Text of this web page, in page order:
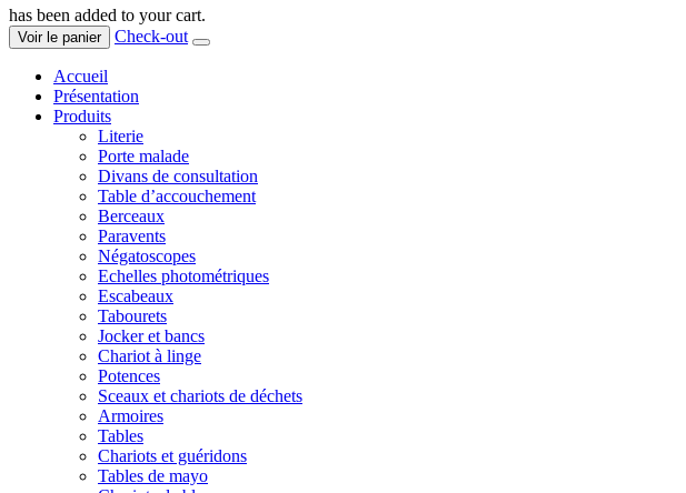
has been added to your cart.
Voir le panier Check-out
Accueil
Présentation
Produits
Literie
Porte malade
Divans de consultation
Table d’accouchement
Berceaux
Paravents
Négatoscopes
Echelles photométriques
Escabeaux
Tabourets
Jocker et bancs
Chariot à linge
Potences
Sceaux et chariots de déchets
Armoires
Tables
Chariots et guéridons
Tables de mayo